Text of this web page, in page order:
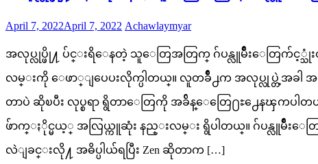
Posted
April 7, 2022April 7, 2022 Author
Achawlaymyar
အလုပ္လုပ္ဖို႔ ပ်င္းရိေနတဲ့ သူေတြအတြက္ ဂ်ပန္လူမ်ိဳးေတြက်င့္
လမ္းကို ေဖာ္ျပေပးလိုက္ပါတယ္။ လူတခ်ိဳ႕က အလုပ္လုပ္တဲ့အခါ အ
တာပဲ ဆိုၿပီး လုပ္စရာ ရွိတာေတြကို အခ်ိန္ေတြေ႐ႊ႕ေနၾကပ
ဖ်ာက္ႏိုင္မယ့္ အလြယ္ကူဆုံး နည္းလမ္း ရွိပါတယ္။ ဂ်ပန္လူမ်ိဳးေတ
လဲျခင္းလို႔ အဓိပ္ပါယ်ရပြီး Zen ဆိုတာက […]